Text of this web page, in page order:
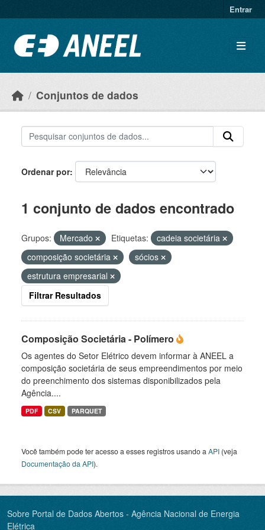
Entrar
Conjuntos de dados
Ordenar por
1 conjunto de dados encontrado
Grupos: Mercado Etiquetas:
cadeia societária
composição societária
sócios
estrutura empresarial
Filtrar Resultados
Composição Societária - Polímero
Os agentes do Setor Elétrico devem informar à ANEEL a
composição societária de seus empreendimentos por meio
do preenchimento dos sistemas disponibilizados pela
Agência....
PDF CSV PARQUET
Você também pode ter acesso a esses registros usando a API (veja
Documentação da API).
Sobre Portal de Dados Abertos - Agência Nacional de Energia
Elétrica